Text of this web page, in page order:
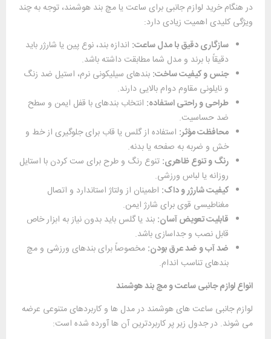
در هنگام خرید لوازم جانبی برای ساعت یا مچ‌ بند هوشمند، توجه به چند
ویژگی کلیدی اهمیت زیادی دارد:
سازگاری دقیق با مدل ساعت: اندازه بند، نوع پین یا شارژر باید
دقیقاً با برند و مدل شما مطابقت داشته باشد.
جنس و کیفیت ساخت: بندهای سیلیکونی نرم، استیل ضد زنگ
و نایلونی مقاوم دوام بالایی دارند.
طراحی و راحتی استفاده: انتخاب بندهای با قفل ایمن و سطح
ضد حساسیت.
محافظت مؤثر: استفاده از گلس یا قاب برای جلوگیری از خط ‌و
خش و ضربه به صفحه یا بدنه.
رنگ و تنوع ظاهری: تنوع رنگ و طرح برای ست کردن با استایل
روزانه یا لباس ورزشی.
کیفیت شارژر و داک: اطمینان از ولتاژ استاندارد و اتصال
مغناطیسی قوی برای شارژ ایمن.
قابلیت تعویض آسان: بند یا گلس باید بدون نیاز به ابزار خاص
قابل نصب و جداسازی باشد.
ضد آب و ضد عرق بودن: مخصوصاً برای بندهای ورزشی و مچ‌
بندهای تناسب‌ اندام.
انواع لوازم جانبی ساعت و مچ ‌بند هوشمند
لوازم جانبی ساعت ‌های هوشمند در مدل ‌ها و کاربردهای متنوعی عرضه
می ‌شوند. در جدول زیر پر ‌کاربردترین آن ‌ها آورده شده است: